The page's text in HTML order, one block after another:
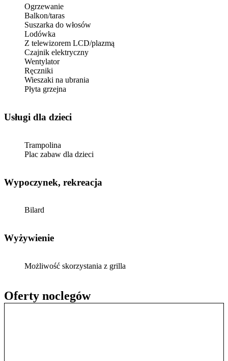
Oferty noclegów
Ogrzewanie
Balkon/taras
Suszarka do włosów
Lodówka
Z telewizorem LCD/plazmą
Czajnik elektryczny
Wentylator
Ręczniki
Wieszaki na ubrania
Płyta grzejna
usługi dla dzieci
Trampolina
Plac zabaw dla dzieci
Wypoczynek, rekreacja
Bilard
Wyżywienie
Możliwość skorzystania z grilla